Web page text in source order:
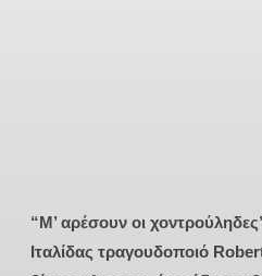
“Μ’ αρέσουν οι
Ιταλίδας τραγουδοποιό